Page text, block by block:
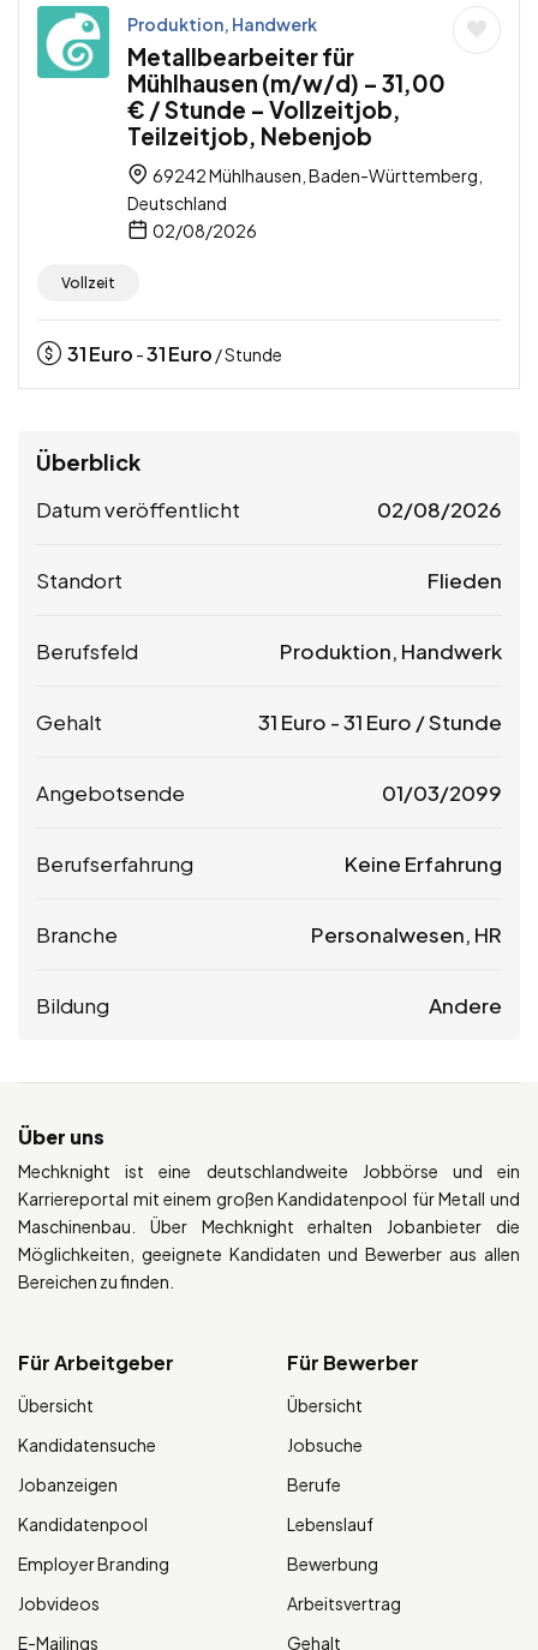
Produktion, Handwerk
Metallbearbeiter für
Mühlhausen (m/w/d) – 31,00
€ / Stunde – Vollzeitjob,
Teilzeitjob, Nebenjob
69242 Mühlhausen, Baden-Württemberg,
Deutschland
02/08/2026
Vollzeit
31Euro -31Euro / Stunde
Überblick
Datum veröffentlicht 02/08/2026
Standort Flieden
Berufsfeld Produktion, Handwerk
Gehalt 31 Euro -31 Euro / Stunde
Angebotsende 01/03/2099
Berufserfahrung Keine Erfahrung
Branche Personalwesen, HR
Bildung Andere
Über uns
Mechknight ist eine deutschlandweite Jobbörse und ein
Karriereportal mit einem großen Kandidatenpool für Metall und
Maschinenbau. Über Mechknight erhalten Jobanbieter die
Möglichkeiten, geeignete Kandidaten und Bewerber aus allen
Bereichen zu finden.
Für Arbeitgeber
Übersicht
Kandidatensuche
Jobanzeigen
Kandidatenpool
Employer Branding
Jobvideos
E-Mailings
Für Bewerber
Übersicht
Jobsuche
Berufe
Lebenslauf
Bewerbung
Arbeitsvertrag
Gehalt